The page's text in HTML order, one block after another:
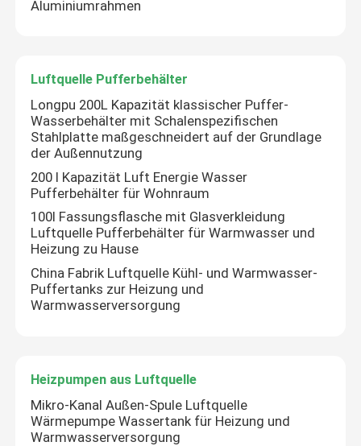
Split-Solar-Wasserbereiter
Kompakter Solarwasserbereiter
Sonnenwasserbereiter für den Balkon
Solarwasserbereiter ohne Tank
Luftquelle Pufferbehälter
Aluminiumrahmen
Luftquelle Pufferbehälter
Longpu 200L Kapazität klassischer Puffer-
Wasserbehälter mit Schalenspezifischen
Stahlplatte maßgeschneidert auf der Grundlage
der Außennutzung
200 l Kapazität Luft Energie Wasser
Pufferbehälter für Wohnraum
100l Fassungsflasche mit Glasverkleidung
Luftquelle Pufferbehälter für Warmwasser und
Heizung zu Hause
China Fabrik Luftquelle Kühl- und Warmwasser-
Puffertanks zur Heizung und
Warmwasserversorgung
Heizpumpen aus Luftquelle
Mikro-Kanal Außen-Spule Luftquelle
Wärmepumpe Wassertank für Heizung und
Warmwasserversorgung